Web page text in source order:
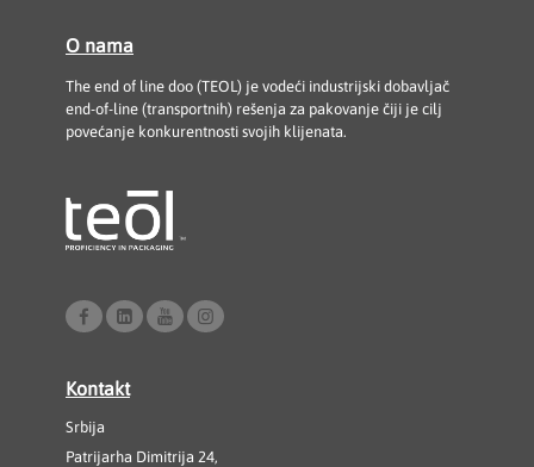
O nama
The end of line doo (TEOL) je vodeći industrijski dobavljač
end-of-line (transportnih) rešenja za pakovanje čiji je cilj
povećanje konkurentnosti svojih klijenata.
Kontakt
Srbija
Patrijarha Dimitrija 24,